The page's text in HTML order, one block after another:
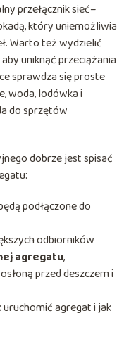
przełącznik sieć–
który uniemożliwia
Warto też wydzielić
uniknąć przeciążania
sprawdza się proste
woda, lodówka i
do sprzętów
dobrze jest spisać
podłączone do
odbiorników
agregatu,
przed deszczem i
agregat i jak